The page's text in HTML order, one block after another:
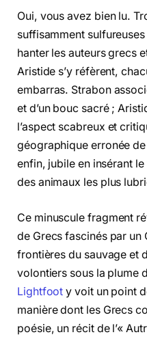
Oui, vous avez bien lu.
suffisamment
hanter les auteurs grecs
Aristide s’y réfèrent,
embarras. Strabon
et d’un bouc sacré ;
l’aspect scabreux et
géographique erronée
enfin, jubile en insérant
des animaux les plus
Ce minuscule fragment
de Grecs fascinés par un
frontières du sauvage et
volontiers sous la plume
Lightfoot y voit un point
manière dont les Grecs
poésie, un récit de l’«